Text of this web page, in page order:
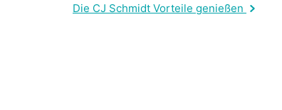
Die CJ Schmidt Vorteile genießen